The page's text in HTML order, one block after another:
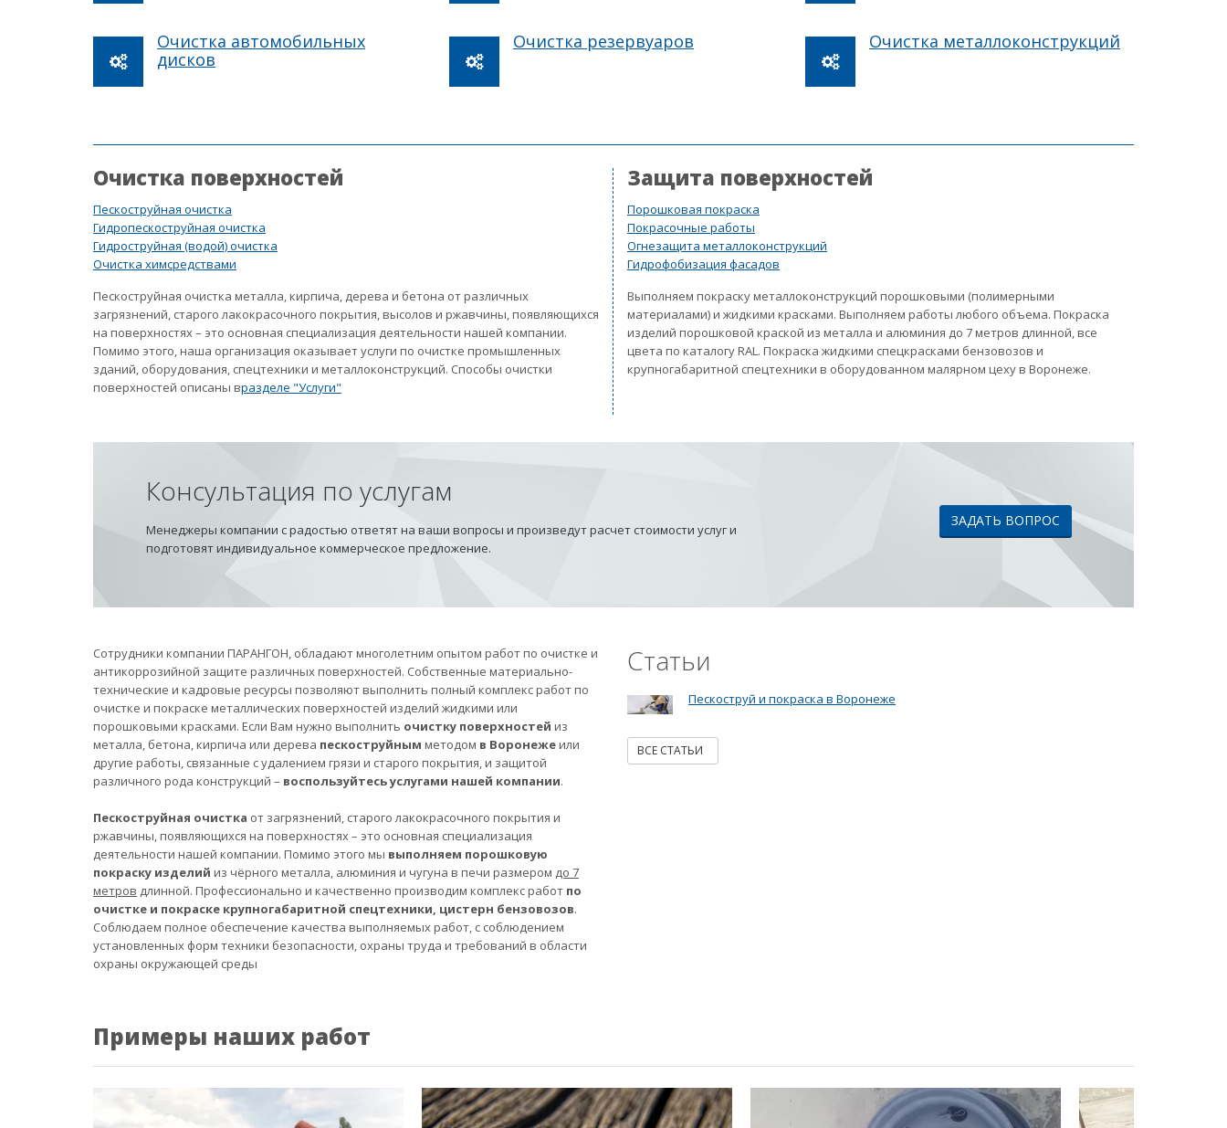
Очистка автомобильных
дисков
Очистка резервуаров Очистка металлоконструкций
Очистка поверхностей
Пескоструйная очистка
Гидропескоструйная очистка
Гидроструйная (водой) очистка
Очистка химсредствами
Пескоструйная очистка металла, кирпича, дерева и бетона от различных
загрязнений, старого лакокрасочного покрытия, высолов и ржавчины, появляющихся
на поверхностях – это основная специализация деятельности нашей компании.
Помимо этого, наша организация оказывает услуги по очистке промышленных
зданий, оборудования, спецтехники и металлоконструкций. Способы очистки
поверхностей описаны вразделе "Услуги"
Защита поверхностей
Порошковая покраска
Покрасочные работы
Огнезащита металлоконструкций
Гидрофобизация фасадов
Выполняем покраску металлоконструкций порошковыми (полимерными
материалами) и жидкими красками. Выполняем работы любого объема. Покраска
изделий порошковой краской из металла и алюминия до 7 метров длинной, все
цвета по каталогу RAL. Покраска жидкими спецкрасками бензовозов и
крупногабаритной спецтехники в оборудованном малярном цеху в Воронеже.
Консультация по услугам
Менеджеры компании с радостью ответят на ваши вопросы и произведут расчет стоимости услуг и
подготовят индивидуальное коммерческое предложение.
ЗАДАТЬ ВОПРОС
Сотрудники компании ПАРАНГОН, обладают многолетним опытом работ по очистке и
антикоррозийной защите различных поверхностей. Собственные материально-
технические и кадровые ресурсы позволяют выполнить полный комплекс работ по
очистке и покраске металлических поверхностей изделий жидкими или
порошковыми красками. Если Вам нужно выполнить очистку поверхностей из
металла, бетона, кирпича или дерева пескоструйным методом в Воронежеили
другие работы, связанные с удалением грязи и старого покрытия, и защитой
различного рода конструкций – воспользуйтесь услугами нашей компании.
Пескоструйная очистка от загрязнений, старого лакокрасочного покрытия и
ржавчины, появляющихся на поверхностях – это основная специализация
деятельности нашей компании. Помимо этого мы выполняем порошковую
покраску изделий из чёрного металла, алюминия и чугуна в печи размером до 7
метров длинной. Профессионально и качественно производим комплекс работ по
очистке и покраске крупногабаритной спецтехники, цистерн бензовозов.
Соблюдаем полное обеспечение качества выполняемых работ, с соблюдением
установленных форм техники безопасности, охраны труда и требований в области
охраны окружающей среды
Статьи
Пескоструй и покраска в Воронеже
ВСЕ СТАТЬИ
Примеры наших работ